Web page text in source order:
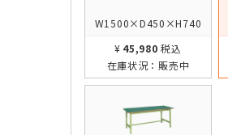
W1500×D450×H740
¥45,980 税込
在庫状況： 販売中